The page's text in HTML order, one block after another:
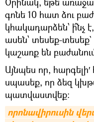
գոնե 10 հատ ձու
կհակադարձեն՝ ի՞նչ
ասեն՝ տեսեք-տեսեք`
կաշառք են
Այնպես որ,
սպասեք, որ ձեզ
պատվաստվեք։
որոնավիրուսին